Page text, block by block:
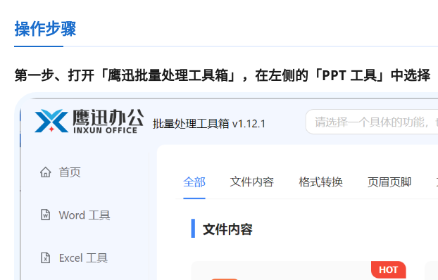
操作步骤
第一步、打开 「鹰迅批量处理工具箱」 ，在左侧的 「PPT 工具」 中选择